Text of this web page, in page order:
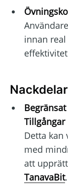
innan
Tillgångar
Detta kan
med
att
TanavaBit.